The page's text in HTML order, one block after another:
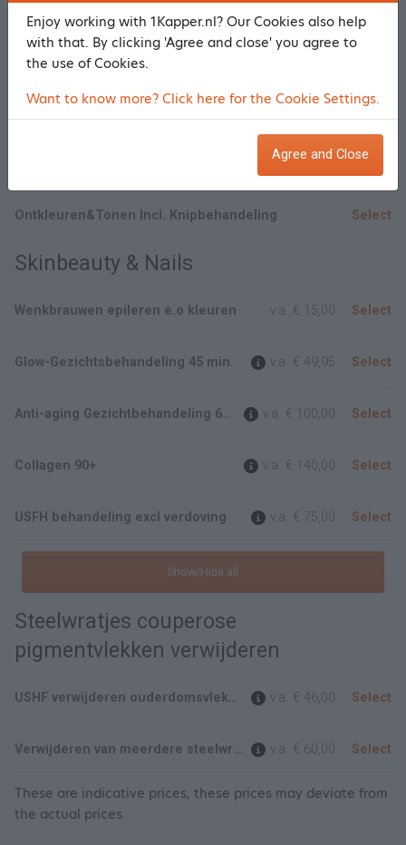
Knippen kleuren highlights balayage
Uitgroei kleuren
v.a. € 150,00 Select
Ontkleuren&Tonen Incl. Knipbehandeling Select
Skinbeauty & Nails
Wenkbrauwen epileren e.o kleuren v.a. € 15,00 Select
Glow-Gezichtsbehandeling 45 min. v.a. € 49,95 Select
Anti-aging Gezichtbehandeling 60 min. v.a. € 100,00 Select
Collagen 90+ v.a. € 140,00 Select
USFH behandeling excl verdoving v.a. € 75,00 Select
Show/Hide all
Steelwratjes couperose
pigmentvlekken verwijderen
USHF verwijderen ouderdomsvlekken, steelwratjes, pigmentvlekken bloedblaasjes en milias zndr verdoving v.a. € 46,00 Select
Verwijderen van meerdere steelwratjes, pigmentvlekken bloedblaasjes en milias v.a. € 60,00 Select
These are indicative prices, these prices may deviate from
the actual prices.
Enjoy working with 1Kapper.nl? Our Cookies also help
with that. By clicking 'Agree and close' you agree to
the use of Cookies.
Want to know more? Click here for the Cookie Settings.
Agree and Close